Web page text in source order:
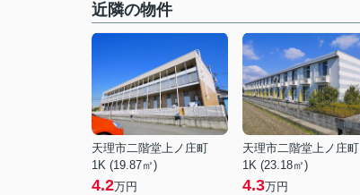
近隣の物件
天理市二階堂上ノ庄町
1K (19.87㎡)
4.2万円
天理市二階堂上ノ庄町
1K (23.18㎡)
4.3万円